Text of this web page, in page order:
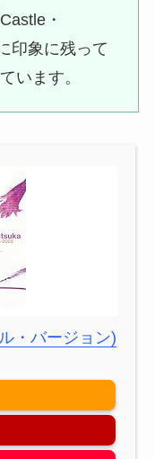
・
印象に残って
います。
・バージョン)